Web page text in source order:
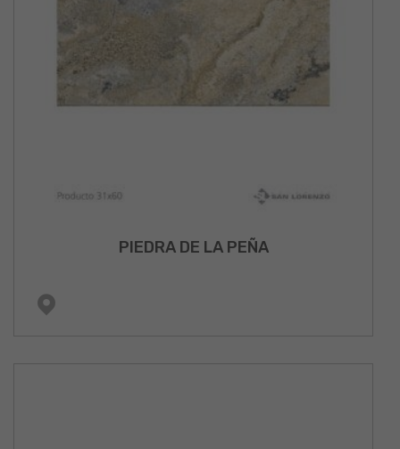
PIEDRA DE LA PEÑA